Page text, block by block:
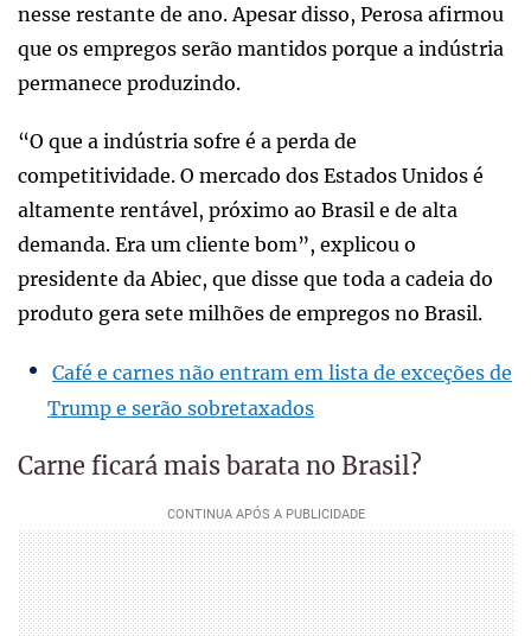
nesse restante de ano. Apesar disso, Perosa afirmou
que os empregos serão mantidos porque a indústria
permanece produzindo.
“O que a indústria sofre é a perda de
competitividade. O mercado dos Estados Unidos é
altamente rentável, próximo ao Brasil e de alta
demanda. Era um cliente bom”, explicou o
presidente da Abiec, que disse que toda a cadeia do
produto gera sete milhões de empregos no Brasil.
Café e carnes não entram em lista de exceções de
Trump e serão sobretaxados
Carne ficará mais barata no Brasil?